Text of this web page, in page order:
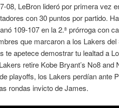
08, LeBron lideró por primera vez
con 30 puntos por partido.
109-107 en la 2.ª prórroga con
que marcaron a los Lakers del
te apetece demostrar tu lealtad a
retire Kobe Bryant’s No8 and
playoffs, los Lakers perdían ante
rondas invicto de James.